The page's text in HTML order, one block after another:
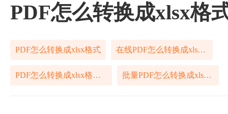
PDF怎么转换成xlsx格
PDF怎么转换成xlsx格式 在线PDF怎么转换成xlsx格式
PDF怎么转换成xlsx格式免费 批量PDF怎么转换成xlsx格式